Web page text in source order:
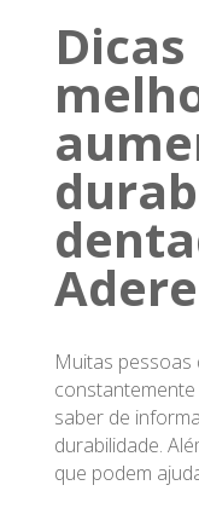
Muitas pessoas
saber de
durabilidade.
que podem